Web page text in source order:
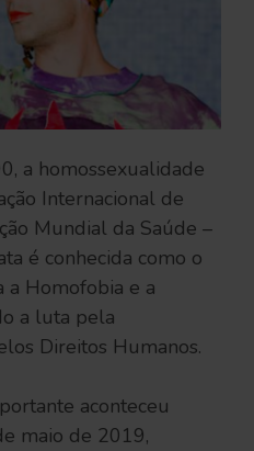
a homossexualidade
Internacional de
Mundial da Saúde –
é conhecida como o
a Homofobia e a
a luta pela
Direitos Humanos.
aconteceu
maio de 2019,